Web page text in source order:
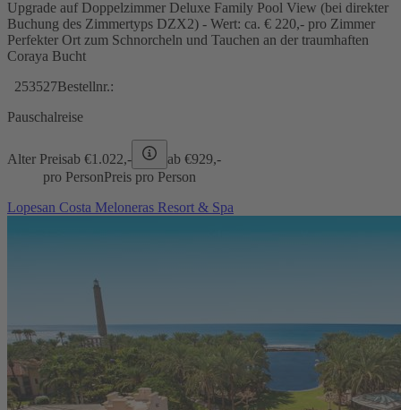
Upgrade auf Doppelzimmer Deluxe Family Pool View (bei direkter
Buchung des Zimmertyps DZX2) - Wert: ca. € 220,- pro Zimmer
Perfekter Ort zum Schnorcheln und Tauchen an der traumhaften
Coraya Bucht
253527Bestellnr.:
Pauschalreise
Alter Preisab €1.022,- ab €929,-
pro PersonPreis pro Person
Lopesan Costa Meloneras Resort & Spa